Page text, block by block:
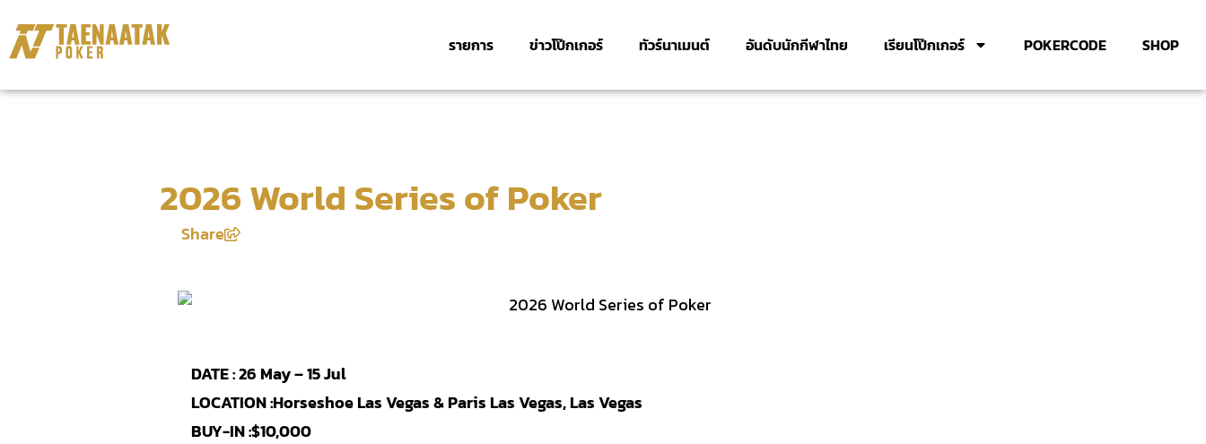
รายการ ข่าวโป๊กเกอร์ ทัวร์นาเมนต์ อันดับนักกีฬาไทย เรียนโป๊กเกอร์ POKERCODE SHOP
2026 World Series of Poker
Share
DATE :26 May – 15 Jul
LOCATION :Horseshoe Las Vegas & Paris Las Vegas, Las Vegas
BUY-IN :$10,000